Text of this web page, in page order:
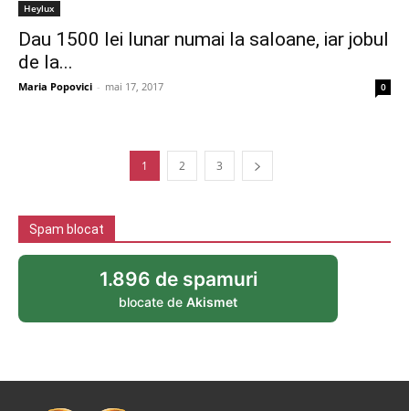
Heylux
Dau 1500 lei lunar numai la saloane, iar jobul
de la...
Maria Popovici - mai 17, 2017 0
1 2 3
Spam blocat
1.896 de spamuri
blocate de Akismet